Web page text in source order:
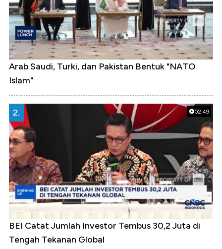
Arab Saudi, Turki, dan Pakistan Bentuk "NATO
Islam"
02:49
2.
BEI Catat Jumlah Investor Tembus 30,2 Juta di
Tengah Tekanan Global